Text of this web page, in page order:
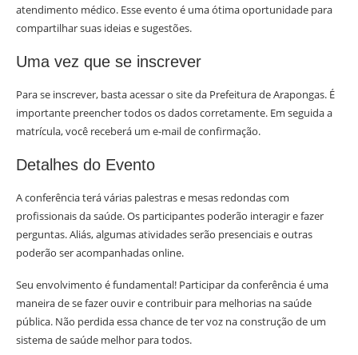
atendimento médico. Esse evento é uma ótima oportunidade para
compartilhar suas ideias e sugestões.
Uma vez que se inscrever
Para se inscrever, basta acessar o site da Prefeitura de Arapongas. É
importante preencher todos os dados corretamente. Em seguida a
matrícula, você receberá um e-mail de confirmação.
Detalhes do Evento
A conferência terá várias palestras e mesas redondas com
profissionais da saúde. Os participantes poderão interagir e fazer
perguntas. Aliás, algumas atividades serão presenciais e outras
poderão ser acompanhadas online.
Seu envolvimento é fundamental! Participar da conferência é uma
maneira de se fazer ouvir e contribuir para melhorias na saúde
pública. Não perdida essa chance de ter voz na construção de um
sistema de saúde melhor para todos.